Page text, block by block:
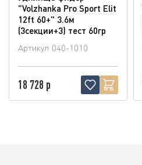
"Volzhanka Pro Sport Elit
12ft 60+" 3.6м
(3секции+3) тест 60гр
Артикул 040-1010
18 728 р